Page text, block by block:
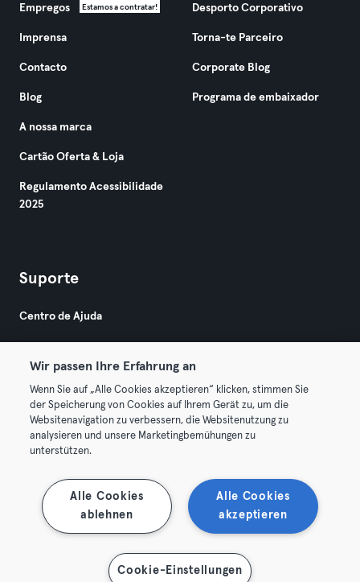
Empregos Estamos a contratar!
Imprensa
Contacto
Blog
A nossa marca
Cartão Oferta & Loja
Regulamento Acessibilidade
2025
Desporto Corporativo
Torna-te Parceiro
Corporate Blog
Programa de embaixador
Suporte
Centro de Ajuda
© 2026 Urban Sports Group GmbH. All rights reserved.
Termos & Condições
Rescindir contratos aqui Cancelar contratos aqui
Wir passen Ihre Erfahrung an
Wenn Sie auf „Alle Cookies akzeptieren“ klicken, stimmen Sie
der Speicherung von Cookies auf Ihrem Gerät zu, um die
Websitenavigation zu verbessern, die Websitenutzung zu
analysieren und unsere Marketingbemühungen zu
unterstützen.
Alle Cookies
akzeptieren
Alle Cookies
ablehnen
Cookie-Einstellungen